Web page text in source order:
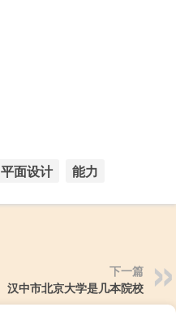
平面设计 能力
下一篇
汉中市北京大学是几本院校